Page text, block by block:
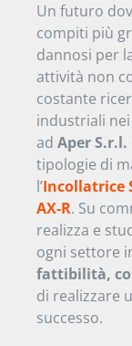
Un futuro
compiti più
dannosi per
attività non
costante
industriali nei
ad Aper S.r.l.
tipologie di
l’Incollatrice
AX-R. Su
realizza e
ogni settore
fattibilità,
di realizzare
successo.